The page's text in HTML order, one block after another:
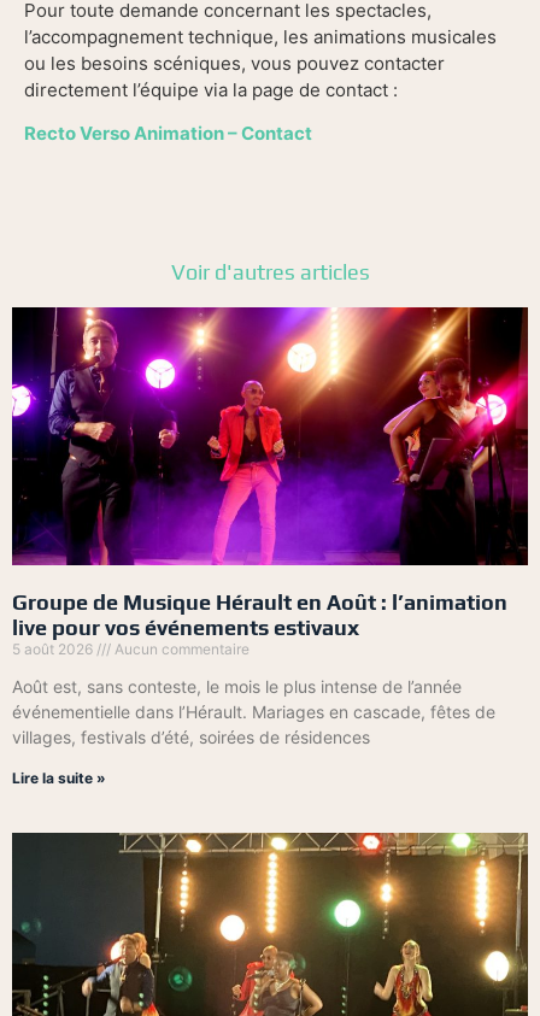
Pour toute demande concernant les spectacles,
l’accompagnement technique, les animations musicales
ou les besoins scéniques, vous pouvez contacter
directement l’équipe via la page de contact :
Recto Verso Animation – Contact
Voir d'autres articles
Groupe de Musique Hérault en Août : l’animation
live pour vos événements estivaux
5 août 2026 Aucun commentaire
Août est, sans conteste, le mois le plus intense de l’année
événementielle dans l’Hérault. Mariages en cascade, fêtes de
villages, festivals d’été, soirées de résidences
Lire la suite »